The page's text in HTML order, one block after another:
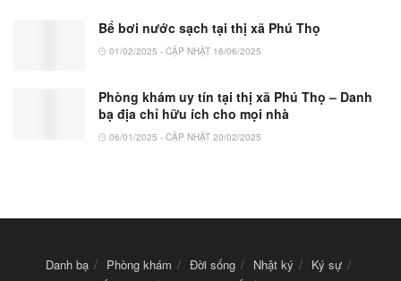
Bể bơi nước sạch tại thị xã Phú Thọ
01/02/2025 - CẬP NHẬT 16/06/2025
Phòng khám uy tín tại thị xã Phú Thọ – Danh
bạ địa chỉ hữu ích cho mọi nhà
06/01/2025 - CẬP NHẬT 20/02/2025
Danh bạ Phòng khám Đời sống Nhật ký
Ký sự